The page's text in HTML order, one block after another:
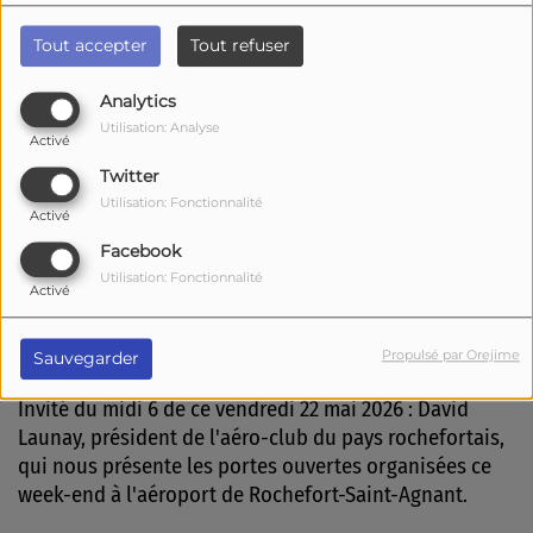
Tout accepter Tout refuser
Analytics
Activé
Utilisation: Analyse
Twitter
Activé
Utilisation: Fonctionnalité
Facebook
Activé
Utilisation: Fonctionnalité
Sauvegarder Propulsé par Orejime
1823 vues
Écouter le podcast Télécharger le podcast
Invité du midi 6 de ce vendredi 22 mai 2026 : David
Launay, président de l'aéro-club du pays rochefortais,
qui nous présente les portes ouvertes organisées ce
week-end à l'aéroport de Rochefort-Saint-Agnant.